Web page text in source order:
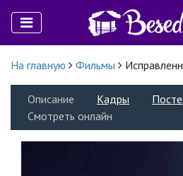
На главную Фильмы
Описание Кадры
Смотреть онлайн